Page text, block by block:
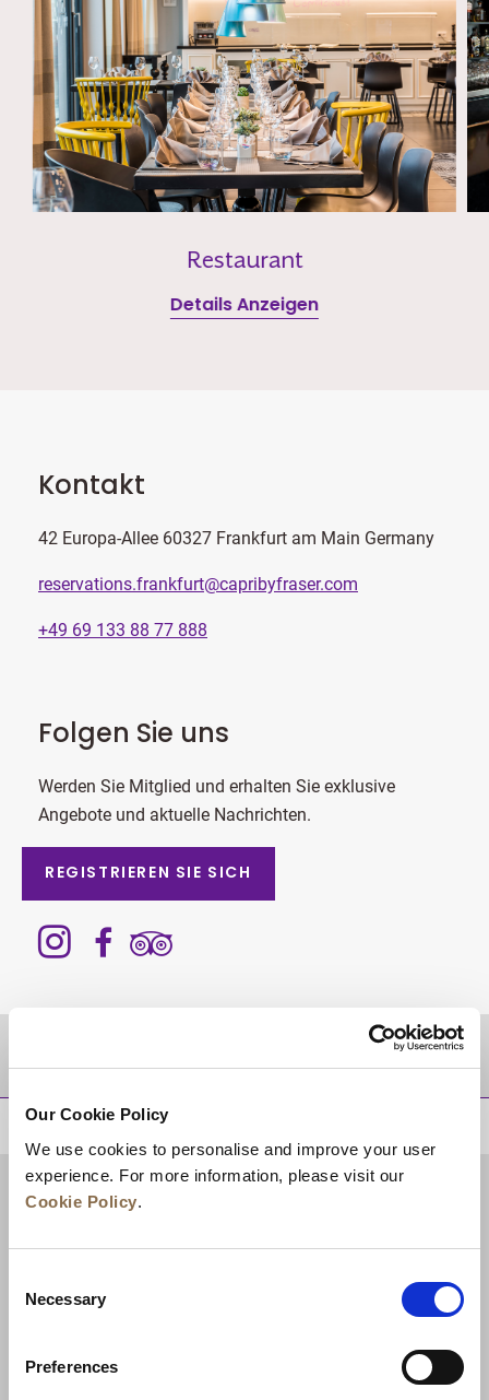
Our Cookie Policy
We use cookies to personalise and improve your user
experience. For more information, please visit our
Cookie Policy.
Selection
Necessary
Preferences
Restaurant
Details Anzeigen
Kontakt
42 Europa-Allee 60327 Frankfurt am Main Germany
reservations.frankfurt@capribyfraser.com
+49 69 133 88 77 888
Folgen Sie uns
Werden Sie Mitglied und erhalten Sie exklusive
Angebote und aktuelle Nachrichten.
REGISTRIEREN SIE SICH